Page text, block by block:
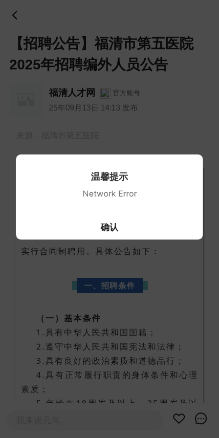
【招聘公告】福清市第五医院
2025年招聘编外人员公告
福清人才网 官方账号
25年09月13日 14:13 发布
聘5名专业技术人员，直至名额招满为止，
实行合同制聘用。具体公告如下：
一、招聘条件
（一）基本条件
1.具有中华人民共和国国籍；
2.遵守中华人民共和国宪法和法律；
3.具有良好的政治素质和道德品行；
4.具有正常履行职责的身体条件和心理
素质；
5.年龄在18周岁及以上、35周岁及以
下，对年龄条件另有要求的，以岗位要求的
温馨提示
Network Error
确认